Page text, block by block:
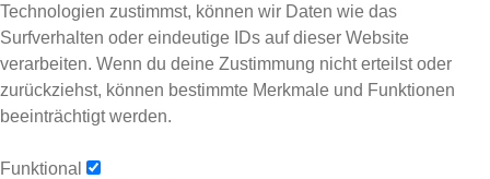
Technologien zustimmst, können wir Daten wie das
Surfverhalten oder eindeutige IDs auf dieser Website
verarbeiten. Wenn du deine Zustimmung nicht erteilst oder
zurückziehst, können bestimmte Merkmale und Funktionen
beeinträchtigt werden.
Funktional